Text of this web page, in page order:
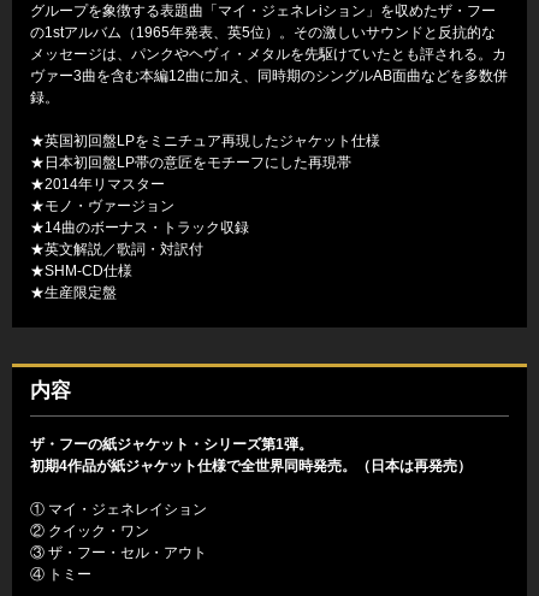
グループを象徴する表題曲「マイ・ジェネレiション」を収めたザ・フー
の1stアルバム（1965年発表、英5位）。その激しいサウンドと反抗的な
メッセージは、パンクやヘヴィ・メタルを先駆けていたとも評される。カ
ヴァー3曲を含む本編12曲に加え、同時期のシングルAB面曲などを多数併
録。
★英国初回盤LPをミニチュア再現したジャケット仕様
★日本初回盤LP帯の意匠をモチーフにした再現帯
★2014年リマスター
★モノ・ヴァージョン
★14曲のボーナス・トラック収録
★英文解説／歌詞・対訳付
★SHM-CD仕様
★生産限定盤
内容
ザ・フーの紙ジャケット・シリーズ第1弾。
初期4作品が紙ジャケット仕様で全世界同時発売。（日本は再発売）
① マイ・ジェネレイション
② クイック・ワン
③ ザ・フー・セル・アウト
④ トミー